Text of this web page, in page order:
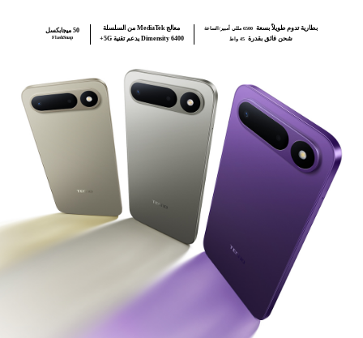
CAMON
SPARK
مقارنة النماذج
Accessories
MEGABOOK
بطارية تدوم طويلاً بسعة 6500 مللي أمبير/الساعة
شحن فائق بقدرة 45 واط
معالج MediaTek من السلسلة
Dimensity 6400 يدعم تقنية 5G+
50 ميجابكسل
FlashSnap